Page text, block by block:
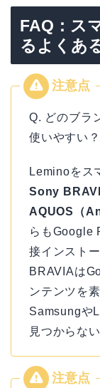
FAQ：ス
るよくあ
Q. どのブラ
使いやすい？
Leminoをス
Sony
AQUOS（
らもGoogle
接インスト
BRAVIAは
ンテンツを
Samsungや
見つからな